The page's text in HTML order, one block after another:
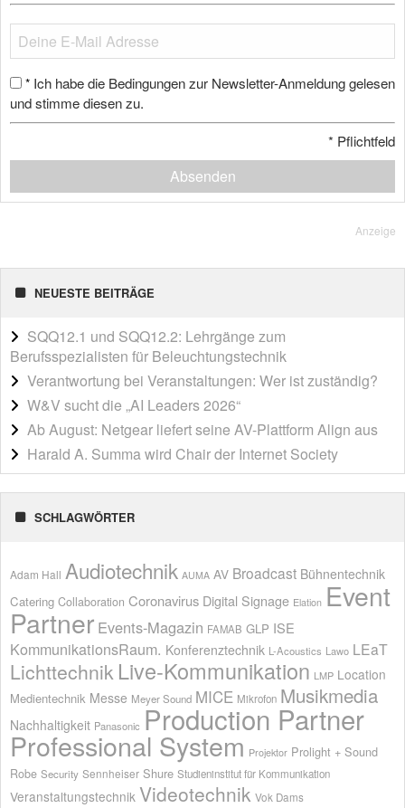
* Ich habe die Bedingungen zur Newsletter-Anmeldung gelesen
und stimme diesen zu.
* Pflichtfeld
Absenden
Anzeige
NEUESTE BEITRÄGE
SQQ12.1 und SQQ12.2: Lehrgänge zum
Berufsspezialisten für Beleuchtungstechnik
Verantwortung bei Veranstaltungen: Wer ist zuständig?
W&V sucht die „AI Leaders 2026“
Ab August: Netgear liefert seine AV-Plattform Align aus
Harald A. Summa wird Chair der Internet Society
SCHLAGWÖRTER
Adam Hall Audiotechnik AUMA AV Broadcast Bühnentechnik
Catering Collaboration Coronavirus Digital Signage Elation Event
Partner Events-Magazin FAMAB GLP ISE
KommunikationsRaum. Konferenztechnik L-Acoustics Lawo LEaT
Lichttechnik Live-Kommunikation LMP Location
Medientechnik Messe Meyer Sound MICE Mikrofon Musikmedia
Nachhaltigkeit Panasonic Production Partner
Professional System Projektor Prolight + Sound
Robe Security Sennheiser Shure Studieninstitut für Kommunikation
Veranstaltungstechnik Videotechnik Vok Dams